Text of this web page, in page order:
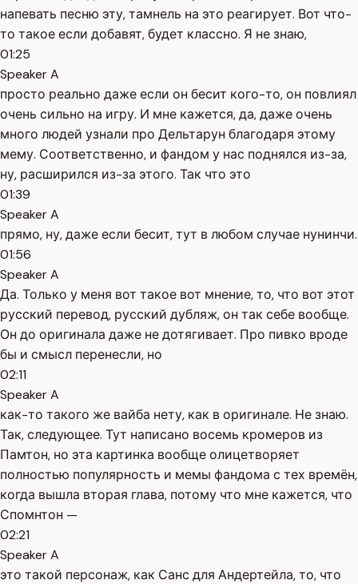
напевать песню эту, тамнель на это реагирует. Вот что-
то такое если добавят, будет классно. Я не знаю,
01:25
Speaker A
просто реально даже если он бесит кого-то, он повлиял
очень сильно на игру. И мне кажется, да, даже очень
много людей узнали про Дельтарун благодаря этому
мему. Соответственно, и фандом у нас поднялся из-за,
ну, расширился из-за этого. Так что это
01:39
Speaker A
прямо, ну, даже если бесит, тут в любом случае нунинчи.
01:56
Speaker A
Да. Только у меня вот такое вот мнение, то, что вот этот
русский перевод, русский дубляж, он так себе вообще.
Он до оригинала даже не дотягивает. Про пивко вроде
бы и смысл перенесли, но
02:11
Speaker A
как-то такого же вайба нету, как в оригинале. Не знаю.
Так, следующее. Тут написано восемь кромеров из
Памтон, но эта картинка вообще олицетворяет
полностью популярность и мемы фандома с тех времён,
когда вышла вторая глава, потому что мне кажется, что
Спомнтон —
02:21
Speaker A
это такой персонаж, как Санс для Андертейла, то, что